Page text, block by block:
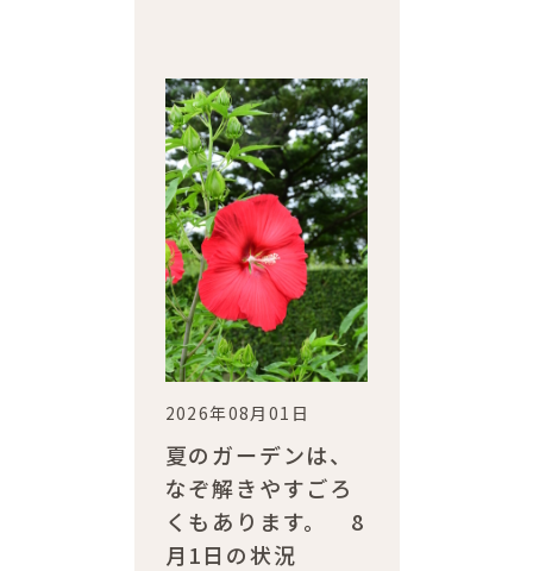
2026年08月01日
夏のガーデンは、
なぞ解きやすごろ
くもあります。 8
月1日の状況